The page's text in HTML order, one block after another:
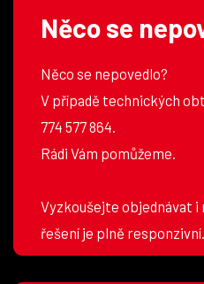
Něco se
Něco se nepovedlo?
V případě technických
774 577 864.
Rádi Vám pomůžeme.
Vyzkoušejte objednávat
řešení je plně responzivní.